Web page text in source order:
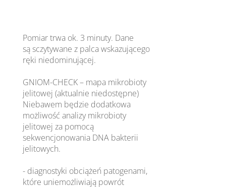
Pomiar trwa ok. 3 minuty. Dane
są sczytywane z palca wskazującego
ręki niedominującej.
GNIOM-CHECK – mapa mikrobioty
jelitowej (aktualnie niedostępne)
Niebawem będzie dodatkowa
możliwość analizy mikrobioty
jelitowej za pomocą
sekwencjonowania DNA bakterii
jelitowych.
- diagnostyki obciążeń patogenami,
które uniemożliwiają powrót